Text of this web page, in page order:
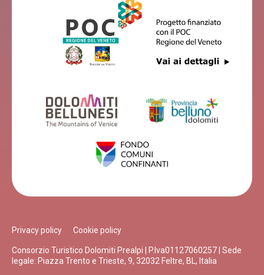
Privacy policy Cookie policy
Consorzio Turistico Dolomiti Prealpi | P.Iva01127060257 | Sede
legale: Piazza Trento e Trieste, 9, 32032 Feltre, BL, Italia